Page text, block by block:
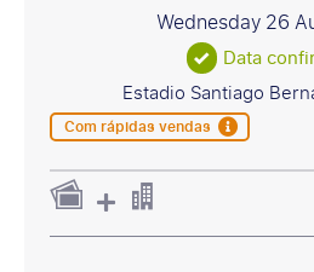
Wednesday 26
Data
Estadio Santiago
Com rápidas vendas